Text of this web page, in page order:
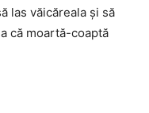
las văicăreala și să
că moartă-coaptă